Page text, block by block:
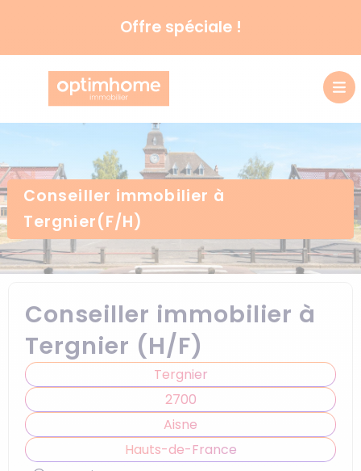
Offre spéciale !
Conseiller immobilier à
Tergnier(F/H)
Conseiller immobilier à
Tergnier (H/F)
Tergnier
2700
Aisne
Hauts-de-France